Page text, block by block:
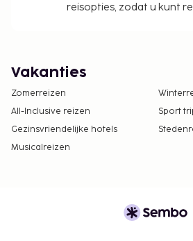
reisopties, zodat u kunt
Vakanties
Zomerreizen
All-Inclusive reizen
Sport
Gezinsvriendelijke hotels
Musicalreizen